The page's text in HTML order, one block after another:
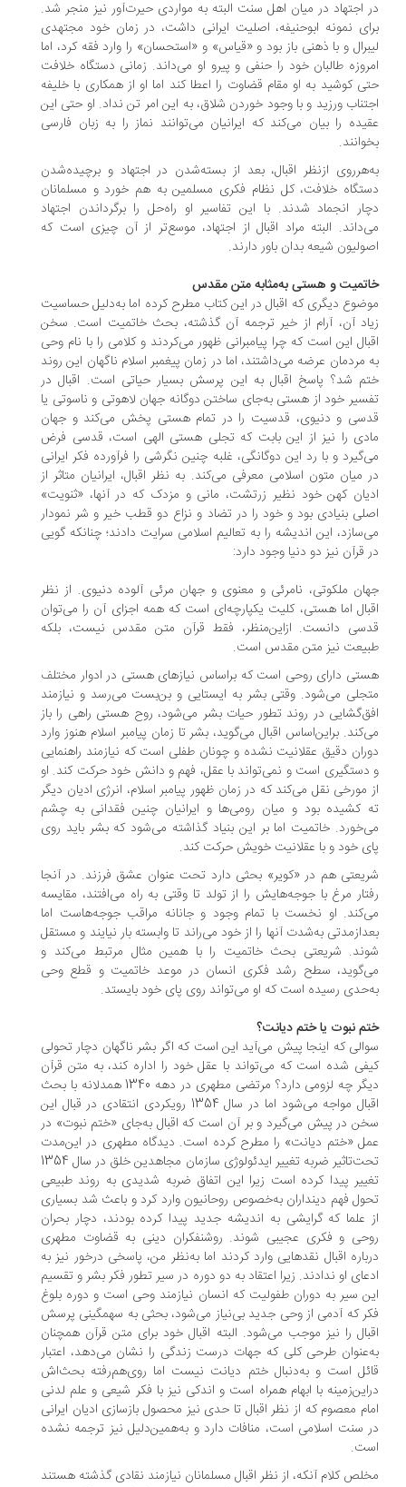
اجتهاد در میان اهل سنت البته به مواردی حیرت‌آور نیز منجر شد.
نمونه ابوحنیفه، اصلیت ایرانی داشت، در زمان خود مجتهدی
و با ذهنی باز بود و «قیاس» و «استحسان» را وارد فقه کرد، اما
طالبان خود را حنفی و پیرو او می‌داند. زمانی دستگاه خلافت
کوشید به او مقام قضاوت را اعطا کند اما او از همکاری با خلیفه
ورزید و با وجود خوردن شلاق، به این امر تن نداد. او حتی این
را بیان می‌کند که ایرانیان می‌توانند نماز را به زبان فارسی
ازنظر اقبال، بعد از بسته‌شدن در اجتهاد و برچیده‌شدن
خلافت، کل نظام فکری مسلمین به هم خورد و مسلمانان
انجماد شدند. با این تفاسیر او راه‌حل را برگرداندن اجتهاد
البته مراد اقبال از اجتهاد، موسع‌تر از آن چیزی است که
شیعه بدان باور دارند.
و هستی به‌مثابه متن مقدس
دیگری که اقبال در این کتاب مطرح کرده اما به‌دلیل حساسیت
آن، آرام از خیر ترجمه آن گذشته، بحث خاتمیت است. سخن
این است که چرا پیامبرانی ظهور می‌کردند و کلامی را با نام وحی
مردمان عرضه می‌داشتند، اما در زمان پیغمبر اسلام ناگهان این روند
شد؟ پاسخ اقبال به این پرسش بسیار حیاتی است. اقبال در
خود از هستی به‌جای ساختن دوگانه جهان لاهوتی و ناسوتی یا
و دنیوی، قدسیت را در تمام هستی پخش می‌کند و جهان
را نیز از این بابت که تجلی هستی الهی است، قدسی فرض
و با رد این دوگانگی، غلبه چنین نگرشی را فرآورده فکر ایرانی
میان متون اسلامی معرفی می‌کند. به نظر اقبال، ایرانیان متاثر از
کهن خود نظیر زرتشت، مانی و مزدک که در آنها، «ثنویت»
بنیادی بود و خود را در تضاد و نزاع دو قطب خیر و شر نمودار
این اندیشه را به تعالیم اسلامی سرایت دادند؛ چنانکه گویی
قرآن نیز دو دنیا وجود دارد:
ملکوتی، نامرئی و معنوی و جهان مرئی آلوده دنیوی. از نظر
اما هستی، کلیت یکپارچه‌ای است که همه اجزای آن را می‌توان
دانست. ازاین‌منظر، فقط قرآن متن مقدس نیست، بلکه
نیز متن مقدس است.
دارای روحی است که براساس نیازهای هستی در ادوار مختلف
می‌شود. وقتی بشر به ایستایی و بن‌بست می‌رسد و نیازمند
در روند تطور حیات بشر می‌شود، روح هستی راهی را باز
براین‌اساس اقبال می‌گوید، بشر تا زمان پیامبر اسلام هنوز وارد
دقیق عقلانیت نشده و چونان طفلی است که نیازمند راهنمایی
است و نمی‌تواند با عقل، فهم و دانش خود حرکت کند. او
مورخی نقل می‌کند که در زمان ظهور پیامبر اسلام، انرژی ادیان دیگر
کشیده بود و میان رومی‌ها و ایرانیان چنین فقدانی به چشم
خاتمیت اما بر این بنیاد گذاشته می‌شود که بشر باید روی
خود و با عقلانیت خویش حرکت کند.
هم در «کویر» بحثی دارد تحت عنوان عشق فرزند. در آنجا
مرغ با جوجه‌هایش را از تولد تا وقتی به راه می‌افتند، مقایسه
او نخست با تمام وجود و جانانه مراقب جوجه‌هاست اما
به‌شدت آنها را از خود می‌راند تا وابسته بار نیایند و مستقل
شریعتی بحث خاتمیت را با همین مثال مرتبط می‌کند و
سطح رشد فکری انسان در موعد خاتمیت و قطع وحی
رسیده است که او می‌تواند روی پای خود بایستد.
نبوت یا ختم دیانت؟
که اینجا پیش می‌آید این است که اگر بشر ناگهان دچار تحولی
شده است که می‌تواند با عقل خود را اداره کند، به متن قرآن
دیگر چه لزومی دارد؟ مرتضی مطهری در دهه 1340 همدلانه با بحث
اقبال مواجه می‌شود اما در سال 1354 رویکردی انتقادی در قبال این
در پیش می‌گیرد و بر آن است که اقبال به‌جای «ختم نبوت» در
«ختم دیانت» را مطرح کرده است. دیدگاه مطهری در این‌مدت
تحت‌تاثیر ضربه تغییر ایدئولوژی سازمان مجاهدین خلق در سال 1354
پیدا کرده است زیرا این اتفاق ضربه شدیدی به روند طبیعی
فهم دینداران به‌خصوص روحانیون وارد کرد و باعث شد بسیاری
علما که گرایشی به اندیشه جدید پیدا کرده بودند، دچار بحران
و فکری عجیبی شوند. روشنفکران دینی به قضاوت مطهری
اقبال نقدهایی وارد کردند اما به‌نظر من، پاسخی درخور نیز به
او ندادند. زیرا اعتقاد به دو دوره در سیر تطور فکر بشر و تقسیم
سیر به دوران طفولیت که انسان نیازمند وحی است و دوره بلوغ
که آدمی از وحی جدید بی‌نیاز می‌شود، بحثی به سهمگینی پرسش
را نیز موجب می‌شود. البته اقبال خود برای متن قرآن همچنان
طرحی کلی که جهات درست زندگی را نشان می‌دهد، اعتبار
است و به‌دنبال ختم دیانت نیست اما روی‌هم‌رفته بحث‌اش
با ابهام همراه است و اندکی نیز با فکر شیعی و علم لدنی
معصوم که از نظر اقبال تا حدی نیز محصول بازسازی ادیان ایرانی
سنت اسلامی است، منافات دارد و به‌همین‌دلیل نیز ترجمه نشده
کلام آنکه، از نظر اقبال مسلمانان نیازمند نقادی گذشته هستند